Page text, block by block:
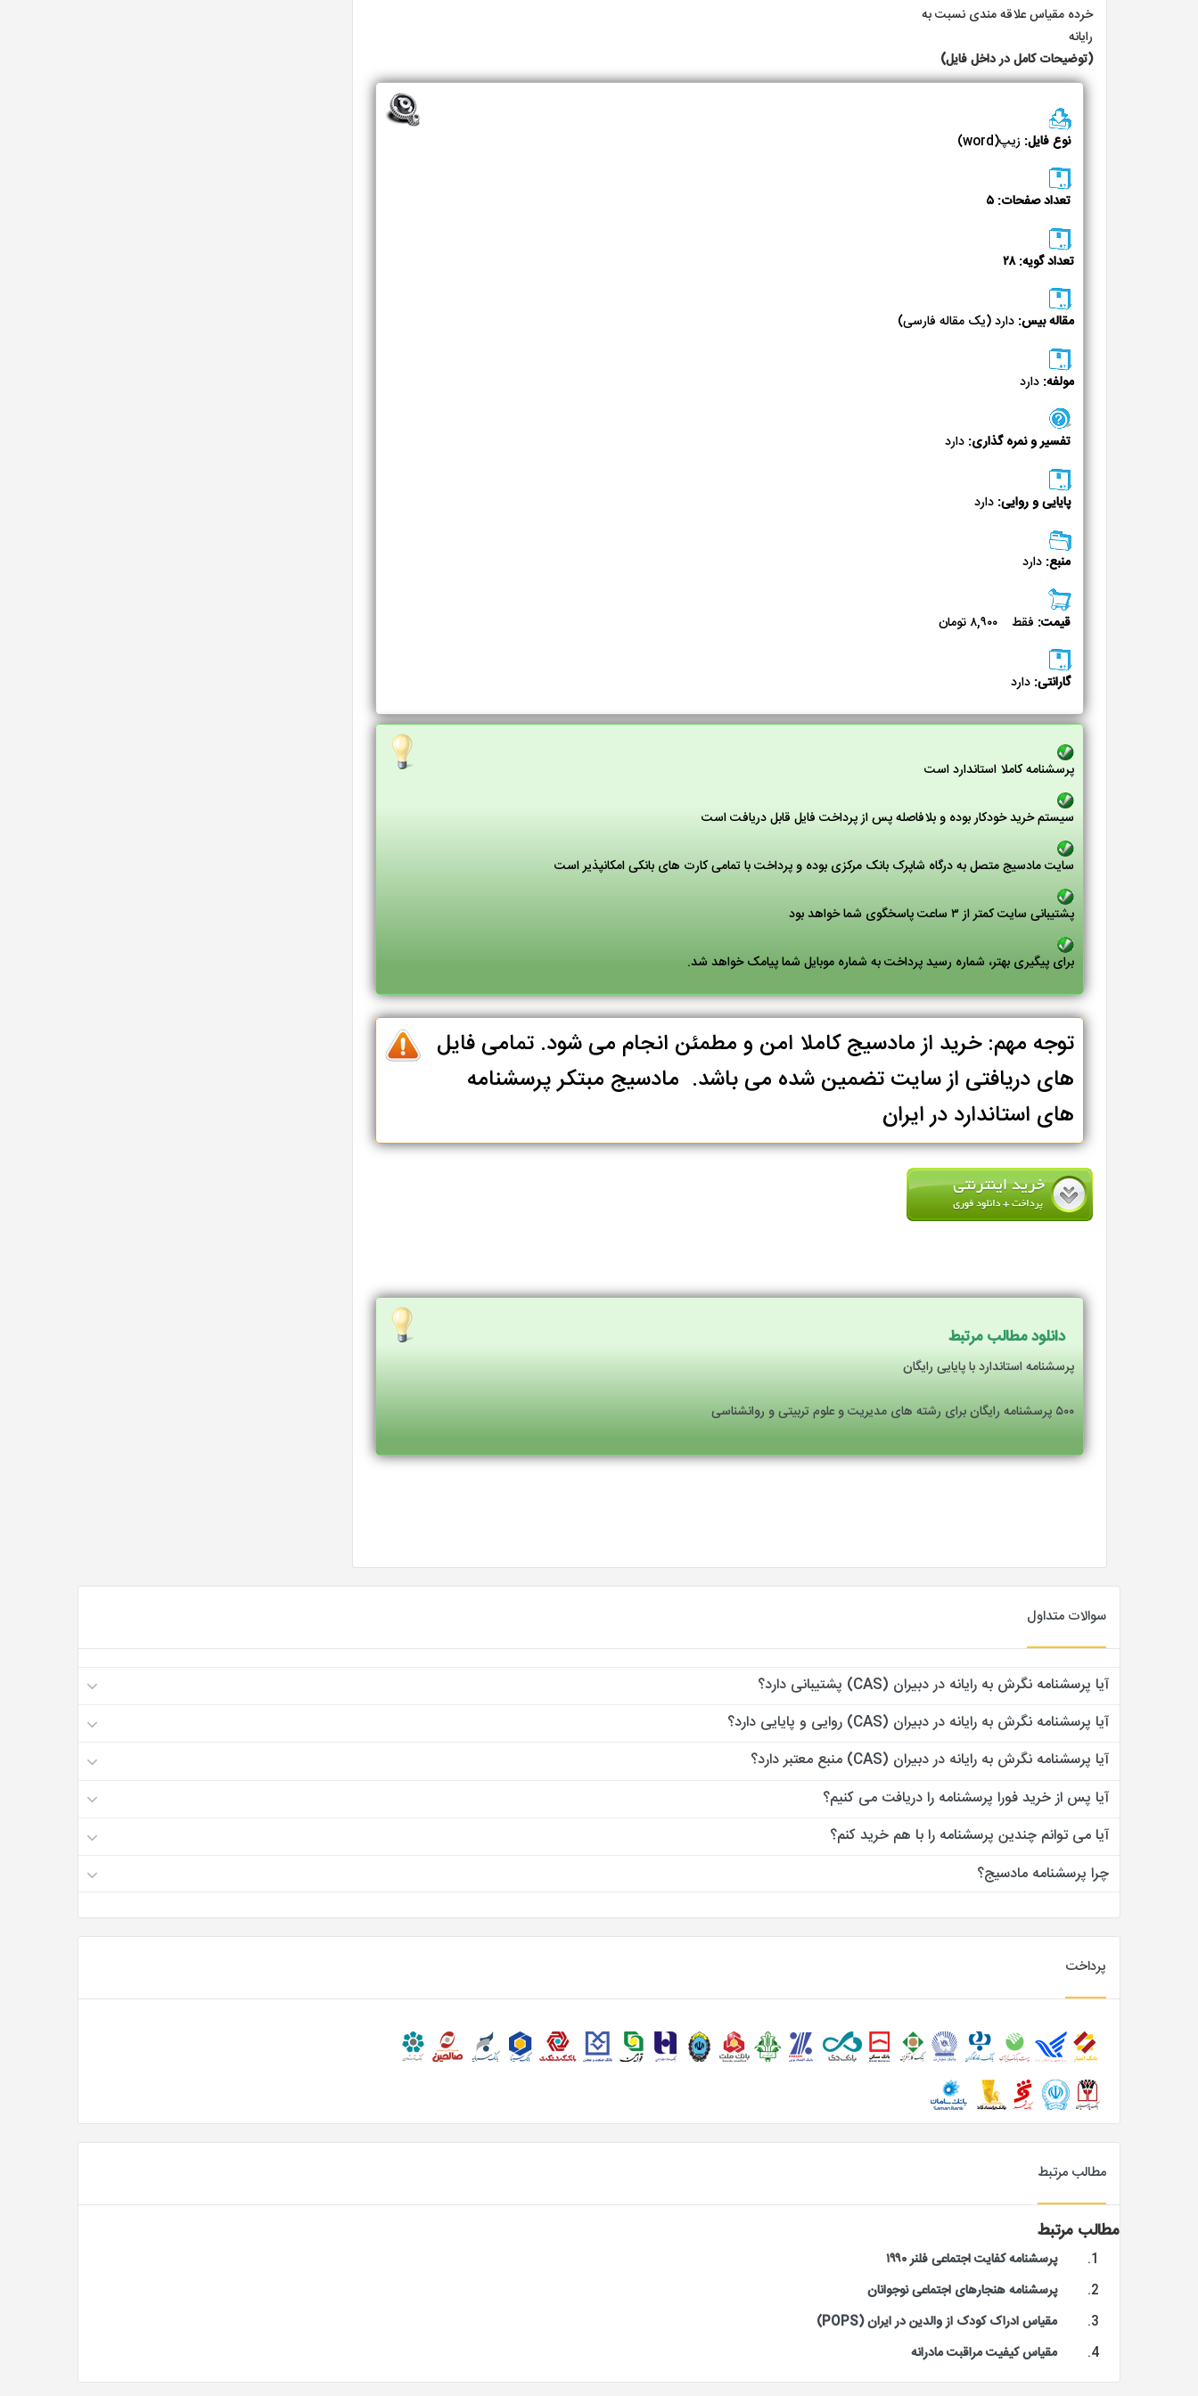
خرده مقیاس علاقه مندی نسبت به
رایانه
(توضیحات کامل در داخل فایل)
نوع فایل: زیپ(word)
تعداد صفحات: ۵
تعداد گویه: ۲۸
مقاله بیس: دارد (یک مقاله فارسی)
مولفه: دارد
تفسیر و نمره گذاری: دارد
پایایی و روایی: دارد
منبع: دارد
قیمت: فقط ۸,۹۰۰ تومان
گارانتی: دارد
پرسشنامه کاملا استاندارد است
سیستم خرید خودکار بوده و بلافاصله پس از پرداخت فایل قابل دریافت است
سایت مادسیج متصل به درگاه شاپرک بانک مرکزی بوده و پرداخت با تمامی کارت های بانکی امکانپذیر است
پشتیبانی سایت کمتر از ۳ ساعت پاسخگوی شما خواهد بود
برای پیگیری بهتر، شماره رسید پرداخت به شماره موبایل شما پیامک خواهد شد.
توجه مهم: خرید از مادسیج کاملا امن و مطمئن انجام می شود. تمامی فایل
های دریافتی از سایت تضمین شده می باشد. مادسیج مبتکر پرسشنامه
های استاندارد در ایران
دانلود مطالب مرتبط
پرسشنامه استاندارد با پایایی رایگان
۵۰۰ پرسشنامه رایگان برای رشته های مدیریت و علوم تربیتی و روانشناسی
سوالات متداول
آیا پرسشنامه نگرش به رايانه در دبيران (CAS) پشتیبانی دارد؟
آیا پرسشنامه نگرش به رايانه در دبيران (CAS) روایی و پایایی دارد؟
آیا پرسشنامه نگرش به رايانه در دبيران (CAS) منبع معتبر دارد؟
آیا پس از خرید فورا پرسشنامه را دریافت می کنیم؟
آیا می توانم چندین پرسشنامه را با هم خرید کنم؟
چرا پرسشنامه مادسیج؟
پرداخت
مطالب مرتبط
مطالب مرتبط
پرسشنامه کفایت اجتماعی فلنر ۱۹۹۰
پرسشنامه هنجارهای اجتماعی نوجوانان
مقیاس ادراک کودک از والدین در ایران (POPS)
مقیاس کیفیت مراقبت مادرانه